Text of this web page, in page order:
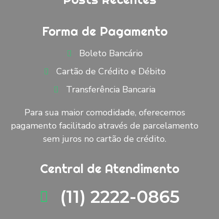
Forma de Pagamento
Boleto Bancário
Cartão de Crédito e Débito
Transferência Bancaria
Para sua maior comodidade, oferecemos
pagamento facilitado através de parcelamento
sem juros no cartão de crédito.
Central de Atendimento
(11) 2222-0865